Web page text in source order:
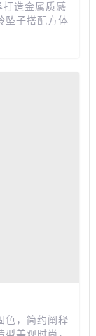
造金属质感
坠子搭配方体
，简约阐释